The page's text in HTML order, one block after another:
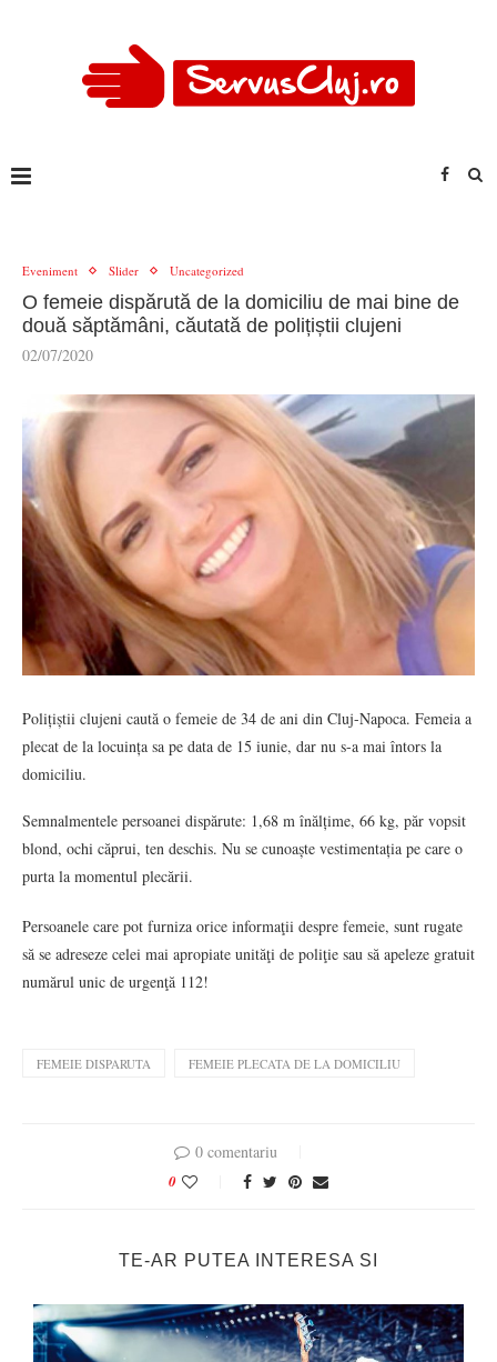
Eveniment Slider Uncategorized
O femeie dispărută de la domiciliu de mai bine de
două săptămâni, căutată de polițiștii clujeni
02/07/2020
Polițiștii clujeni caută o femeie de 34 de ani din Cluj-Napoca. Femeia a
plecat de la locuința sa pe data de 15 iunie, dar nu s-a mai întors la
domiciliu.
Semnalmentele persoanei dispărute: 1,68 m înălțime, 66 kg, păr vopsit
blond, ochi căprui, ten deschis. Nu se cunoaște vestimentația pe care o
purta la momentul plecării.
Persoanele care pot furniza orice informaţii despre femeie, sunt rugate
să se adreseze celei mai apropiate unităţi de poliţie sau să apeleze gratuit
numărul unic de urgenţă 112!
FEMEIE DISPARUTA FEMEIE PLECATA DE LA DOMICILIU
0 comentariu
0
TE-AR PUTEA INTERESA SI